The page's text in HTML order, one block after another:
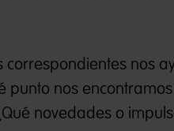
correspondientes nos
punto nos
novedades o